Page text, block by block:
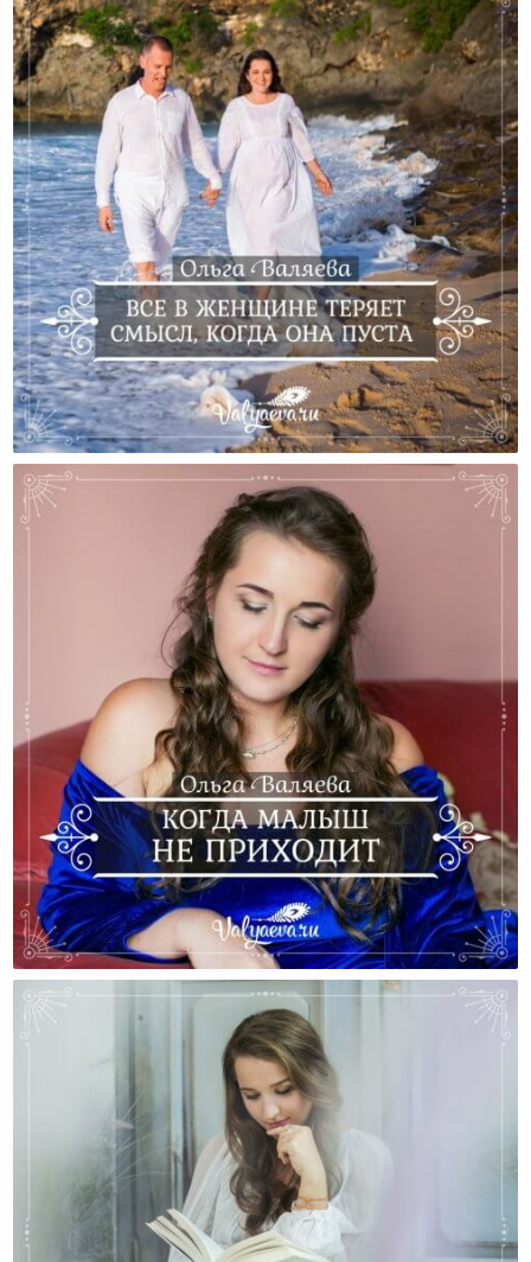
Все В Женщине Теряет Смысл, Когда Она Пуста
Когда Малыш Не Приходит